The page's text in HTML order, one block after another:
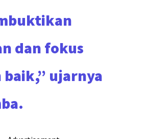
dan fokus
ujarnya